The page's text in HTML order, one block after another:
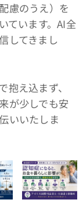
慮のうえ）を
ています。AI全
してきまし
え込まず、
が少しでも安
いいたしま